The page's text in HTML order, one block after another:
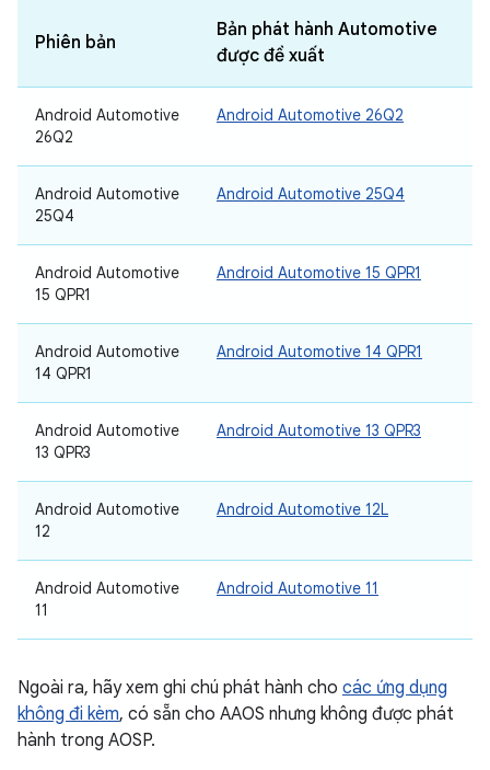
Phiên bản
Bản phát hành Automotive
được đề xuất
Android Automotive
26Q2
Android Automotive 26Q2
Android Automotive
25Q4
Android Automotive 25Q4
Android Automotive
15 QPR1
Android Automotive 15 QPR1
Android Automotive
14 QPR1
Android Automotive 14 QPR1
Android Automotive
13 QPR3
Android Automotive 13 QPR3
Android Automotive
12
Android Automotive 12L
Android Automotive
11
Android Automotive 11
Ngoài ra, hãy xem ghi chú phát hành cho các ứng dụng
không đi kèm, có sẵn cho AAOS nhưng không được phát
hành trong AOSP.